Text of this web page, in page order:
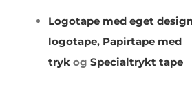
Logotape med eget
logotape, Papirtape med
tryk og Specialtrykt tape